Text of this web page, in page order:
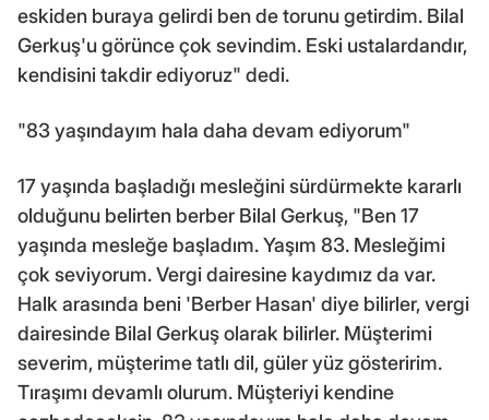
eskiden buraya gelirdi ben de torunu getirdim. Bilal
Gerkuş'u görünce çok sevindim. Eski ustalardandır,
kendisini takdir ediyoruz" dedi.
"83 yaşındayım hala daha devam ediyorum"
17 yaşında başladığı mesleğini sürdürmekte kararlı
olduğunu belirten berber Bilal Gerkuş, "Ben 17
yaşında mesleğe başladım. Yaşım 83. Mesleğimi
çok seviyorum. Vergi dairesine kaydımız da var.
Halk arasında beni 'Berber Hasan' diye bilirler, vergi
dairesinde Bilal Gerkuş olarak bilirler. Müşterimi
severim, müşterime tatlı dil, güler yüz gösteririm.
Tıraşımı devamlı olurum. Müşteriyi kendine